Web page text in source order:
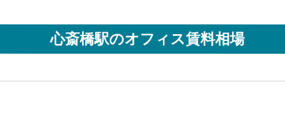
心斎橋駅のオフィス賃料相場